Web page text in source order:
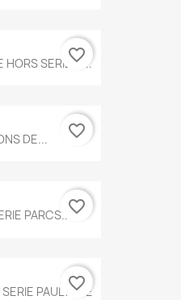
HORS SERIE N...
favorite_border
DE... favorite_border
PARCS...favorite_border
PAUL KLEE
favorite_border